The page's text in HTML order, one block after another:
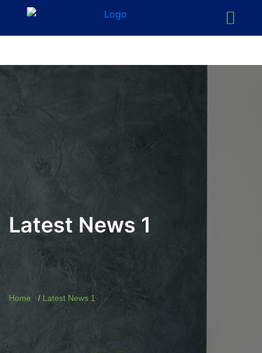
Latest News 1
Home Latest News 1